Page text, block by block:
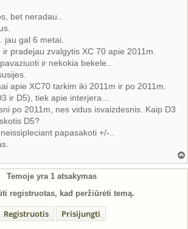
bet neradau..
jau gal 6 metai.
pradejau zvalgytis XC 70 apie 2011m.
ir nekokia bekele..
apie XC70 tarkim iki 2011m ir po 2011m.
ir D5), tiek apie interjera...
po 2011m, nes vidus isvaizdesnis. Kaip D3
D5?
papasakoti +/-..
i
Temoje yra 1 atsakymas
registruotas, kad peržiūrėti temą.
Registruotis Prisijungti